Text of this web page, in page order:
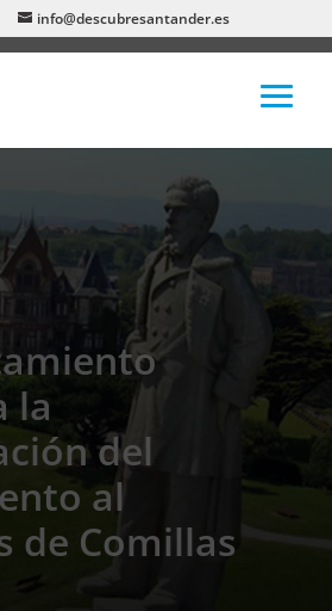
info@descubresantander.es
la
del
al
de Comillas